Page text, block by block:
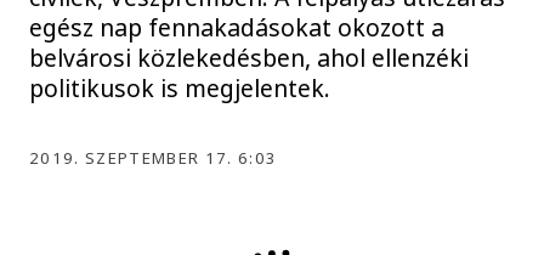
egész nap fennakadásokat okozott a
belvárosi közlekedésben, ahol ellenzéki
politikusok is megjelentek.
2019. SZEPTEMBER 17. 6:03